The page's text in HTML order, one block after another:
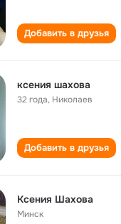
Добавить в друзья
ксения шахова
32 года, Николаев
Добавить в друзья
Ксения Шахова
Минск